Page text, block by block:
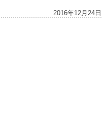
2016年12月24日